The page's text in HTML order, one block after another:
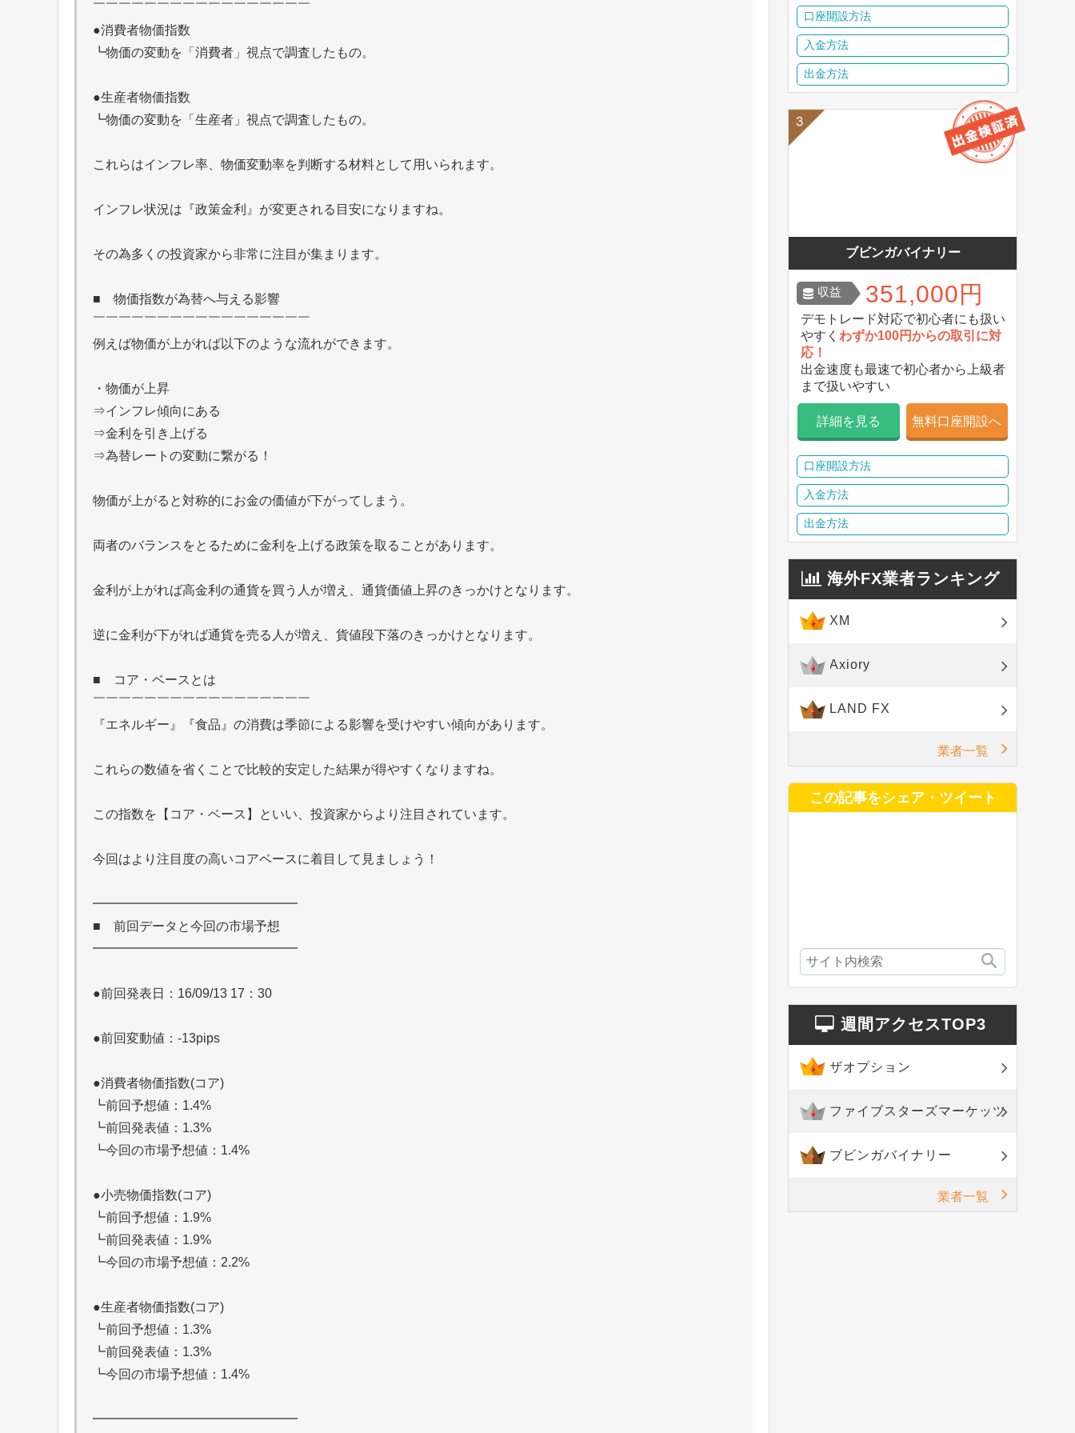
￣￣￣￣￣￣￣￣￣￣￣￣￣￣￣￣￣
●消費者物価指数
┗物価の変動を「消費者」視点で調査したもの。
●生産者物価指数
┗物価の変動を「生産者」視点で調査したもの。
これらはインフレ率、物価変動率を判断する材料として用いられます。
インフレ状況は『政策金利』が変更される目安になりますね。
その為多くの投資家から非常に注目が集まります。
■ 物価指数が為替へ与える影響
￣￣￣￣￣￣￣￣￣￣￣￣￣￣￣￣￣
例えば物価が上がれば以下のような流れができます。
・物価が上昇
⇒インフレ傾向にある
⇒金利を引き上げる
⇒為替レートの変動に繋がる！
物価が上がると対称的にお金の価値が下がってしまう。
両者のバランスをとるために金利を上げる政策を取ることがあります。
金利が上がれば高金利の通貨を買う人が増え、通貨価値上昇のきっかけとなります。
逆に金利が下がれば通貨を売る人が増え、貨値段下落のきっかけとなります。
■ コア・ベースとは
￣￣￣￣￣￣￣￣￣￣￣￣￣￣￣￣￣
『エネルギー』『食品』の消費は季節による影響を受けやすい傾向があります。
これらの数値を省くことで比較的安定した結果が得やすくなりますね。
この指数を【コア・ベース】といい、投資家からより注目されています。
今回はより注目度の高いコアベースに着目して見ましょう！
━━━━━━━━━━━━━━━━
■ 前回データと今回の市場予想
━━━━━━━━━━━━━━━━
●前回発表日：16/09/13 17：30
●前回変動値：-13pips
●消費者物価指数(コア)
┗前回予想値：1.4%
┗前回発表値：1.3%
┗今回の市場予想値：1.4%
●小売物価指数(コア)
┗前回予想値：1.9%
┗前回発表値：1.9%
┗今回の市場予想値：2.2%
●生産者物価指数(コア)
┗前回予想値：1.3%
┗前回発表値：1.3%
┗今回の市場予想値：1.4%
━━━━━━━━━━━━━━━━
口座開設方法
入金方法
出金方法
ブビンガバイナリー
収益 351,000円
デモトレード対応で初心者にも扱い
やすく わずか100円からの取引に対
応！
出金速度も最速で初心者から上級者
まで扱いやすい
詳細を見る 無料口座開設へ
口座開設方法
入金方法
出金方法
海外FX業者ランキング
XM
Axiory
LAND FX
業者一覧
この記事をシェア・ツイート
週間アクセスTOP3
ザオプション
ファイブスターズマーケッツ
ブビンガバイナリー
業者一覧